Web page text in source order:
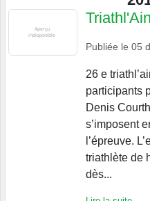
Publiée le 05
26 e
participants
Denis
s’imposent
l’épreuve.
triathlète de
dès...